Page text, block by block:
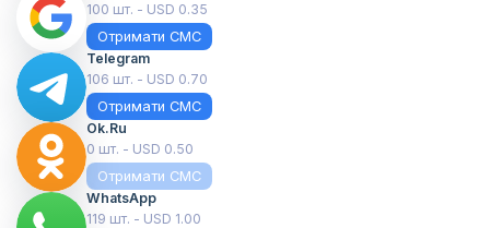
100 шт. - USD 0.35
Отримати СМС
Telegram
106 шт. - USD 0.70
Отримати СМС
Ok.ru
0 шт. - USD 0.50
Отримати СМС
WhatsApp
119 шт. - USD 1.00